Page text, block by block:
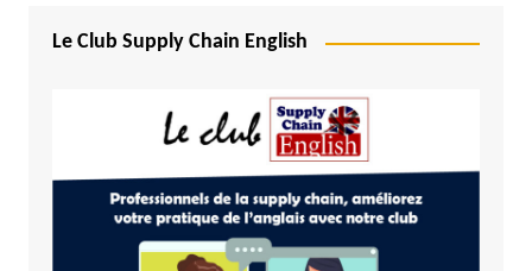
Le Club Supply Chain English